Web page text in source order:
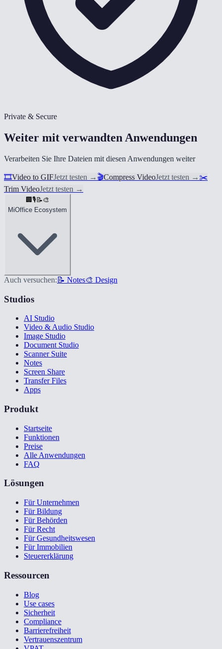
Private & Secure
Weiter mit verwandten Anwendungen
Verarbeiten Sie Ihre Dateien mit diesen Anwendungen weiter
🎞️Video to GIFJetzt testen → 🎬Compress VideoJetzt testen → ✂️
Trim VideoJetzt testen →
🏢 🎙️ 📝🎨
MiOffice Ecosystem
Auch versuchen: 📝 Notes🎨 Design
Studios
AI Studio
Video & Audio Studio
Image Studio
Document Studio
Scanner Suite
Notes
Screen Share
Transfer Files
Apps
Produkt
Startseite
Funktionen
Preise
Alle Anwendungen
FAQ
Lösungen
Für Unternehmen
Für Bildung
Für Behörden
Für Recht
Für Gesundheitswesen
Für Immobilien
Steuererklärung
Ressourcen
Blog
Use cases
Sicherheit
Compliance
Barrierefreiheit
Vertrauenszentrum